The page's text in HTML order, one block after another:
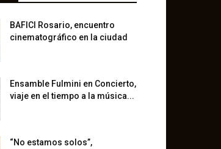
BAFICI Rosario, encuentro
cinematográfico en la ciudad
Ensamble Fulmini en Concierto,
viaje en el tiempo a la música...
“No estamos solos”,